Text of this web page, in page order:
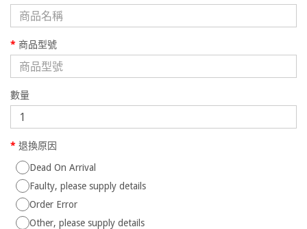
商品型號
數量
退換原因
Dead On Arrival
Faulty, please supply details
Order Error
Other, please supply details